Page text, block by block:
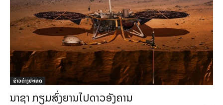
ຂ່າວຕ່າງປະເທດ
ນາຊາ ກຽມສົ່ງຍານໄປດາວອັງຄານ